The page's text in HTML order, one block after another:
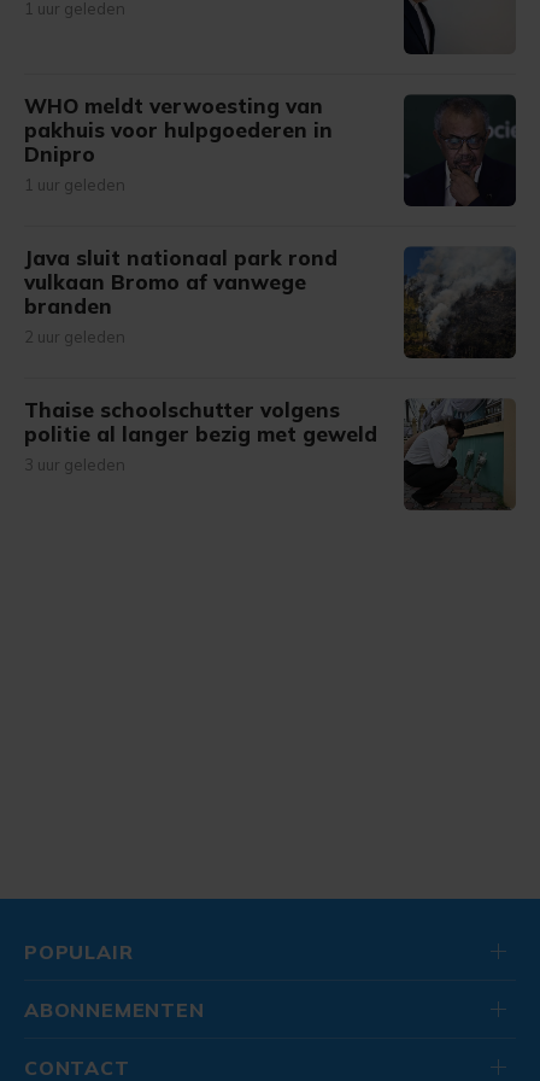
1 uur geleden
WHO meldt verwoesting van
pakhuis voor hulpgoederen in
Dnipro
1 uur geleden
Java sluit nationaal park rond
vulkaan Bromo af vanwege
branden
2 uur geleden
Thaise schoolschutter volgens
politie al langer bezig met geweld
3 uur geleden
POPULAIR
ABONNEMENTEN
CONTACT